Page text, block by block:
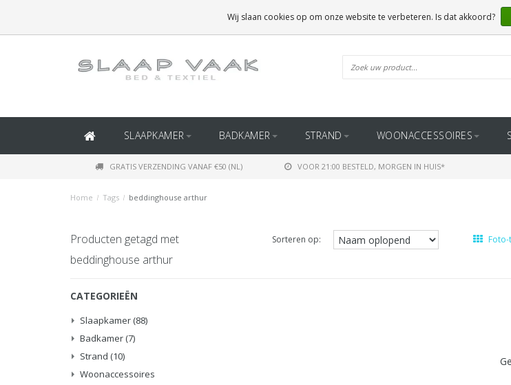
(BINNEN BELGIË)
SLAAPKAMER BADKAMER STRAND WOONACCESSOIRES
GRATIS VERZENDING VANAF €50 (NL) VOOR 21:00 BESTELD, MORGEN IN HUIS*
Home / Tags / beddinghouse arthur
Producten getagd met
beddinghouse arthur
Sorteren op:
CATEGORIEËN
Slaapkamer (88)
Badkamer (7)
Strand (10)
Woonaccessoires
Wij slaan cookies op om onze website te verbeteren. Is dat akkoord?